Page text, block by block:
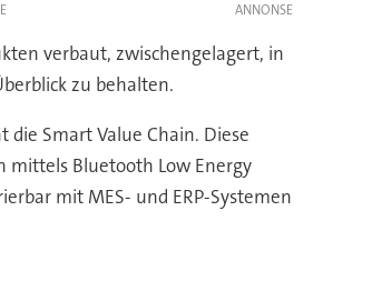
verbaut, zwischengelagert, in
zu behalten.
Smart Value Chain. Diese
mittels Bluetooth Low Energy
mit MES- und ERP-Systemen